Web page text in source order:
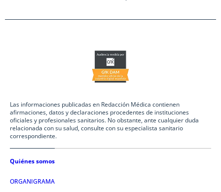
Las informaciones publicadas en Redacción Médica contienen
afirmaciones, datos y declaraciones procedentes de instituciones
oficiales y profesionales sanitarios. No obstante, ante cualquier duda
relacionada con su salud, consulte con su especialista sanitario
correspondiente.
Quiénes somos
ORGANIGRAMA